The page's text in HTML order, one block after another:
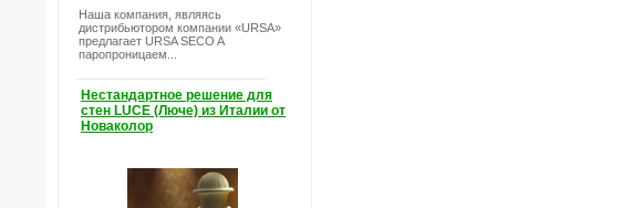
Наша компания, являясь
дистрибьютором компании «URSA»
предлагает URSA SECO A
паропроницаем...
Нестандартное решение для
стен LUCE (Люче) из Италии от
Новаколор